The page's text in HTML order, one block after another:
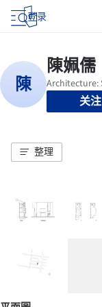
登录
关注
整理